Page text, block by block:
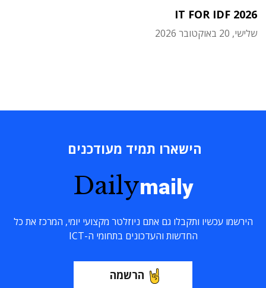
IT FOR IDF 2026
שלישי, 20 באוקטובר 2026
הישארו תמיד מעודכנים
Dailymaily
הירשמו עכשיו ותקבלו גם אתם ניוזלטר מקצועי יומי, המרכז את כל
החדשות והעדכונים בתחומי ה-ICT
הרשמה